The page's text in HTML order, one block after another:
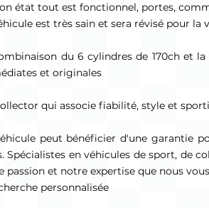
état tout est fonctionnel, portes,
est très sain et sera révisé pour la
du 6 cylindres de 170ch et
et originales
qui associe fiabilité, style et
peut bénéficier d'une garantie
Spécialistes en véhicules de sport, de
passion et notre expertise que nous
personnalisée